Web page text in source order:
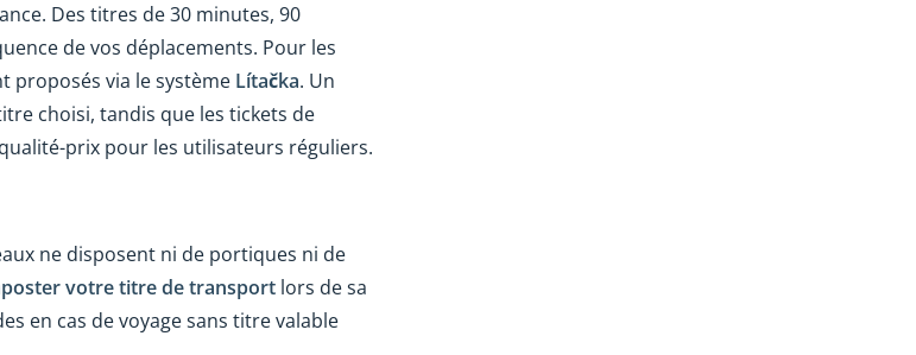
Des titres de 30 minutes, 90
de vos déplacements. Pour les
proposés via le système Lítačka. Un
choisi, tandis que les tickets de
prix pour les utilisateurs réguliers.
ne disposent ni de portiques ni de
votre titre de transport lors de sa
en cas de voyage sans titre valable